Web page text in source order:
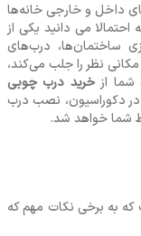
داخل و خارجی خانه‌ها
می دانید یکی از
ساختمان‌ها، درب‌های
نظر را جلب می‌کند،
شما ازخرید درب چوبی
دکوراسیون، نصب درب
شما خواهد شد.
به برخی نکات مهم که